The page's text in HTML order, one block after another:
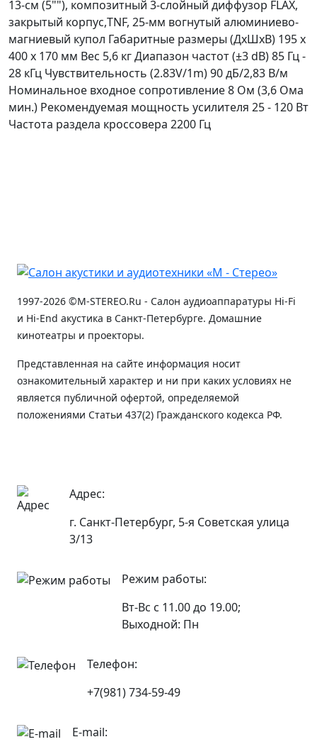
13-см (5""), композитный 3-слойный диффузор FLAX,
закрытый корпус,TNF, 25-мм вогнутый алюминиево-
магниевый купол Габаритные размеры (ДхШхВ) 195 х
400 х 170 мм Вес 5,6 кг Диапазон частот (±3 dB) 85 Гц -
28 кГц Чувствительность (2.83V/1m) 90 дБ/2,83 В/м
Номинальное входное сопротивление 8 Ом (3,6 Ома
мин.) Рекомендуемая мощность усилителя 25 - 120 Вт
Частота раздела кроссовера 2200 Гц
1997-2026 ©M-STEREO.Ru - Салон аудиоаппаратуры Hi-Fi
и Hi-End акустика в Санкт-Петербурге. Домашние
кинотеатры и проекторы.
Представленная на сайте информация носит
ознакомительный характер и ни при каких условиях не
является публичной офертой, определяемой
положениями Статьи 437(2) Гражданского кодекса РФ.
Адрес:
г. Санкт-Петербург, 5-я Советская улица
3/13
Режим работы:
Вт-Вс с 11.00 до 19.00;
Выходной: Пн
Телефон:
+7(981) 734-59-49
E-mail: